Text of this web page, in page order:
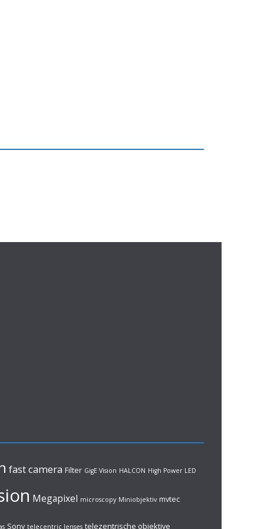
fast camera Filter GigE Vision HALCON High Power LED
Megapixel microscopy Miniobjektiv mvtec
Sony telecentric lenses telezentrische objektive